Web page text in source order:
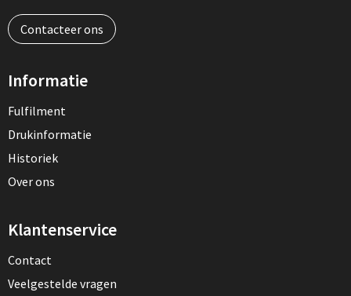
Contacteer ons
Informatie
Fulfilment
Drukinformatie
Historiek
Over ons
Klantenservice
Contact
Veelgestelde vragen